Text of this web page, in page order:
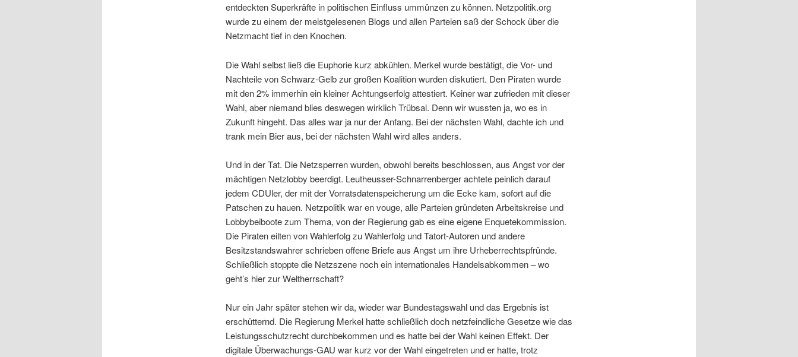
entdeckten Superkräfte in politischen Einfluss ummünzen zu können. Netzpolitik.org
wurde zu einem der meistgelesenen Blogs und allen Parteien saß der Schock über die
Netzmacht tief in den Knochen.
Die Wahl selbst ließ die Euphorie kurz abkühlen. Merkel wurde bestätigt, die Vor- und
Nachteile von Schwarz-Gelb zur großen Koalition wurden diskutiert. Den Piraten wurde
mit den 2% immerhin ein kleiner Achtungserfolg attestiert. Keiner war zufrieden mit dieser
Wahl, aber niemand blies deswegen wirklich Trübsal. Denn wir wussten ja, wo es in
Zukunft hingeht. Das alles war ja nur der Anfang. Bei der nächsten Wahl, dachte ich und
trank mein Bier aus, bei der nächsten Wahl wird alles anders.
Und in der Tat. Die Netzsperren wurden, obwohl bereits beschlossen, aus Angst vor der
mächtigen Netzlobby beerdigt. Leutheusser-Schnarrenberger achtete peinlich darauf
jedem CDUler, der mit der Vorratsdatenspeicherung um die Ecke kam, sofort auf die
Patschen zu hauen. Netzpolitik war en vouge, alle Parteien gründeten Arbeitskreise und
Lobbybeiboote zum Thema, von der Regierung gab es eine eigene Enquetekommission.
Die Piraten eilten von Wahlerfolg zu Wahlerfolg und Tatort-Autoren und andere
Besitzstandswahrer schrieben offene Briefe aus Angst um ihre Urheberrechtspfründe.
Schließlich stoppte die Netzszene noch ein internationales Handelsabkommen – wo
geht’s hier zur Weltherrschaft?
Nur ein Jahr später stehen wir da, wieder war Bundestagswahl und das Ergebnis ist
erschütternd. Die Regierung Merkel hatte schließlich doch netzfeindliche Gesetze wie das
Leistungsschutzrecht durchbekommen und es hatte bei der Wahl keinen Effekt. Der
digitale Überwachungs-GAU war kurz vor der Wahl eingetreten und er hatte, trotz